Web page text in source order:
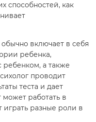
способностей, как
включает в себя
ребенка,
а также
проводит
теста и дает
работать в
играть разные роли в